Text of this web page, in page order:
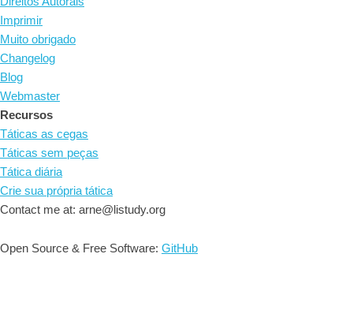
Imprimir
Muito obrigado
Changelog
Blog
Webmaster
Recursos
Táticas as cegas
Táticas sem peças
Tática diária
Crie sua própria tática
Contact me at: arne@listudy.org
Open Source & Free Software: GitHub